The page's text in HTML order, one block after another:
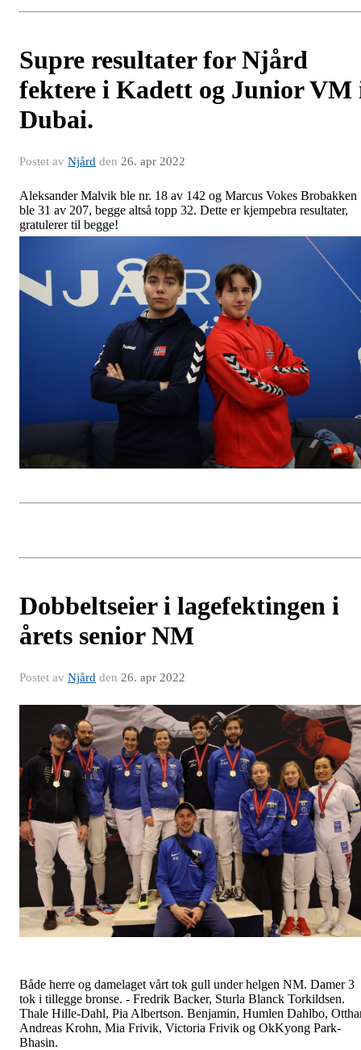
Supre resultater for Njård
fektere i Kadett og Junior VM
Dubai.
Postet av Njård den 26. apr 2022
Aleksander Malvik ble nr. 18 av 142 og Marcus Vokes Brobakken
ble 31 av 207, begge altså topp 32. Dette er kjempebra resultater,
gratulerer til begge!
Dobbeltseier i lagefektingen i
årets senior NM
Postet av Njård den 26. apr 2022
Både herre og damelaget vårt tok gull under helgen NM. Damer 3
tok i tillegge bronse. - Fredrik Backer, Sturla Blanck Torkildsen.
Thale Hille-Dahl, Pia Albertson. Benjamin, Humlen Dahlbo,
Andreas Krohn, Mia Frivik, Victoria Frivik og OkKyong Park-
Bhasin.